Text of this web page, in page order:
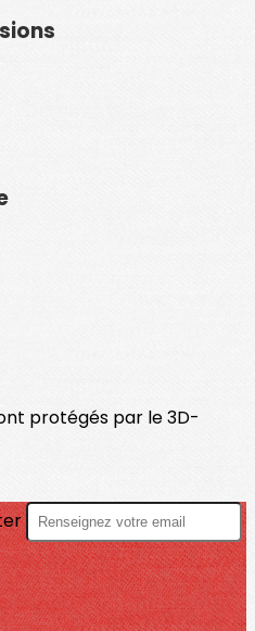
protégés par le 3D-